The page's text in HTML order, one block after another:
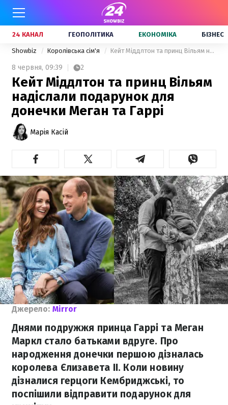
24 КАНАЛ ГЕОПОЛІТИКА ЕКОНОМІКА БІЗНЕС
Showbiz Королівська сім'я Кейт Міддлтон та принц Вільям надіслали подарунок для донечки Меган та Гаррі
8 червня, 09:39 2
Кейт Міддлтон та принц Вільям
надіслали подарунок для
донечки Меган та Гаррі
Марія Касій
Джерело: Mirror
Днями подружжя принца Гаррі та Меган
Маркл стало батьками вдруге. Про
народження донечки першою дізналась
королева Єлизавета II. Коли новину
дізналися герцоги Кембриджські, то
поспішили відправити подарунок для